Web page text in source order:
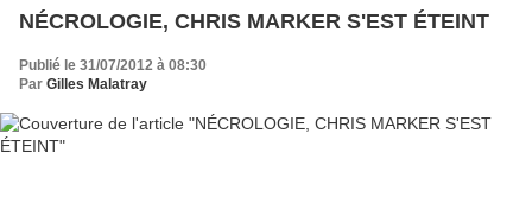
NÉCROLOGIE, CHRIS MARKER S'EST ÉTEINT
Publié le 31/07/2012 à 08:30
Par Gilles Malatray